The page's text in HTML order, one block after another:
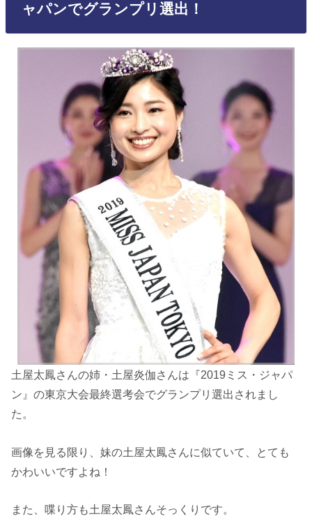
ャパンでグランプリ選出！
土屋太鳳さんの姉・土屋炎伽さんは『2019ミス・ジャパ
ン』の東京大会最終選考会でグランプリ選出されまし
た。
画像を見る限り、妹の土屋太鳳さんに似ていて、とても
かわいいですよね！
また、喋り方も土屋太鳳さんそっくりです。